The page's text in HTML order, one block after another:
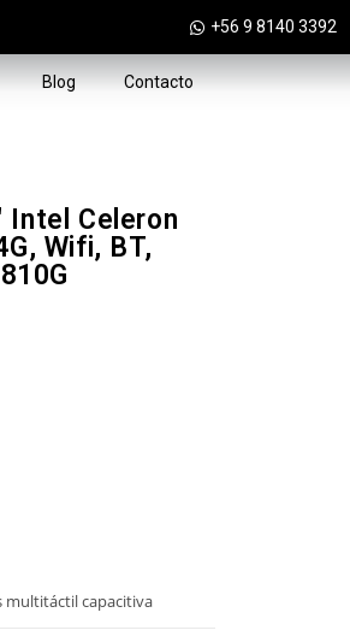
+56 9 8140 3392
Blog Contacto
Intel Celeron
Wifi, BT,
multitáctil capacitiva